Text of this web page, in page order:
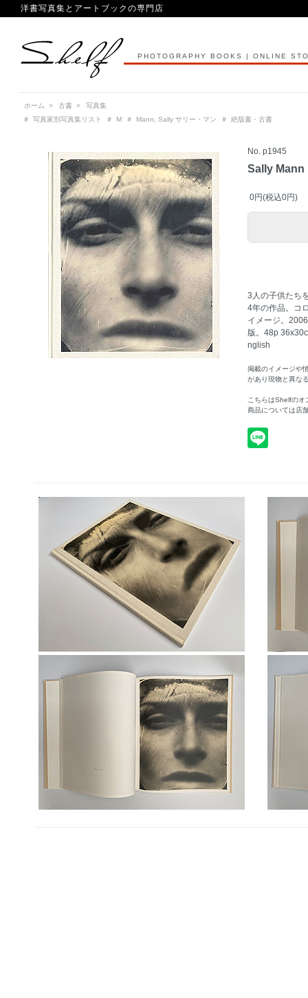
洋書写真集とアートブックの専門店
PHOTOGRAPHY BOOKS | ONLINE
ホーム > 古書 >
写真集
＃
写真家別写真集リスト ＃ M＃ Mann, Sally サリー・マン ＃ 絶版書・古書
No. p1945
Sally Mann
0円(税込0円)
3人の子供たち
4年の作品。コ
イメージ。
版。48p
nglish
掲載のイメージや
があり現物と異な
こちらはShelfのオ
商品については店